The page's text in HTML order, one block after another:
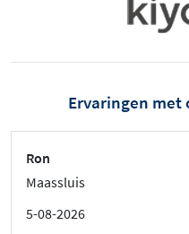
Ervaringen met
Ron
Maassluis
5-08-2026